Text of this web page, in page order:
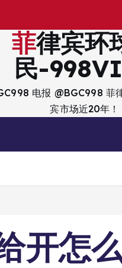
菲律宾环球移
民-
电报 @BGC998 菲
宾市场近20年！
开怎